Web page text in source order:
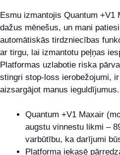
Esmu izmantojis Quantum +V1
dažus mēnešus, un mani
automātiskās tirdzniecības
ar tirgu, lai izmantotu peļņas
Platformas uzlabotie riska
stingri stop-loss ierobežojumi,
aizsargājot manus ieguldījumus.
Quantum +V1 Maxair
augstu vinnestu likmi –
varbūtību, ka darījumi
Platforma iekasē